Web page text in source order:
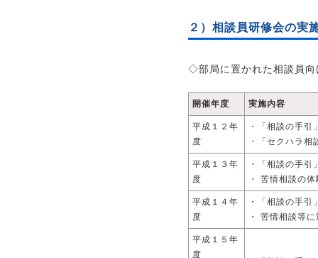
２）相談員研修会の実
◇部局に置かれた相談員
開催年度 実施内容
平成１２年
度
・「相談の手
・「セクハラ
平成１３年
度
・「相談の手
・ 苦情相談の
平成１４年
度
・「相談の手
・ 苦情相談等
平成１５年
度